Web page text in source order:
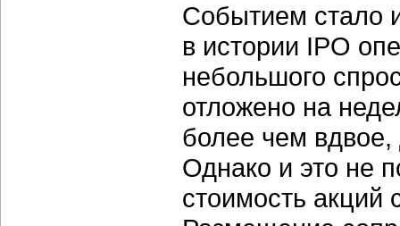
Событием стало
в истории IPO
небольшого
отложено на
более чем
Однако и это не
стоимость акций